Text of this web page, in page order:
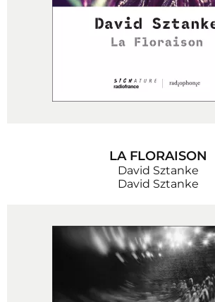
LA FLORAISON
David Sztanke
David Sztanke